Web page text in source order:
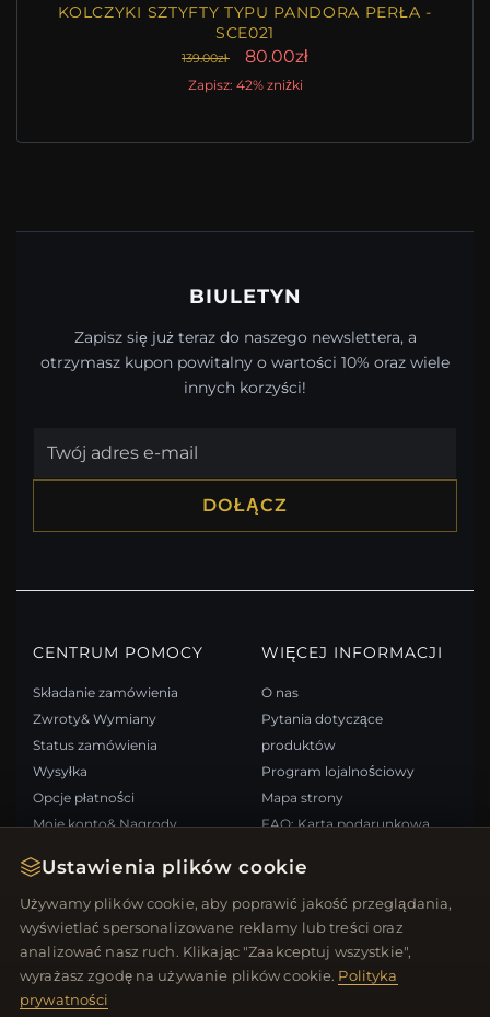
Ustawienia plików cookie
Używamy plików cookie, aby poprawić jakość przeglądania,
wyświetlać spersonalizowane reklamy lub treści oraz
analizować nasz ruch. Klikając "Zaakceptuj wszystkie",
wyrażasz zgodę na używanie plików cookie. Polityka
prywatności
KOLCZYKI SZTYFTY TYPU PANDORA PERŁA -
SCE021
139.00zł 80.00zł
Zapisz: 42% zniżki
BIULETYN
Zapisz się już teraz do naszego newslettera, a
otrzymasz kupon powitalny o wartości 10% oraz wiele
innych korzyści!
DOŁĄCZ
CENTRUM POMOCY
Składanie zamówienia
Zwroty& Wymiany
Status zamówienia
Wysyłka
Opcje płatności
Moje konto& Nagrody
WIĘCEJ INFORMACJI
O nas
Pytania dotyczące
produktów
Program lojalnościowy
Mapa strony
FAQ: Karta podarunkowa
Wypisz się z newslettera
SZYBKIE LINKI
Nowe produkty
Oferty specjalne
ŚLEDŹ NAS